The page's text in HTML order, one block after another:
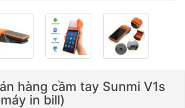
hàng cầm tay Sunmi V1s
in bill)